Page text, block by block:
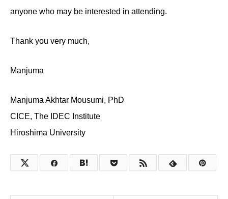
anyone who may be interested in attending.
Thank you very much,
Manjuma
Manjuma Akhtar Mousumi, PhD
CICE, The IDEC Institute
Hiroshima University